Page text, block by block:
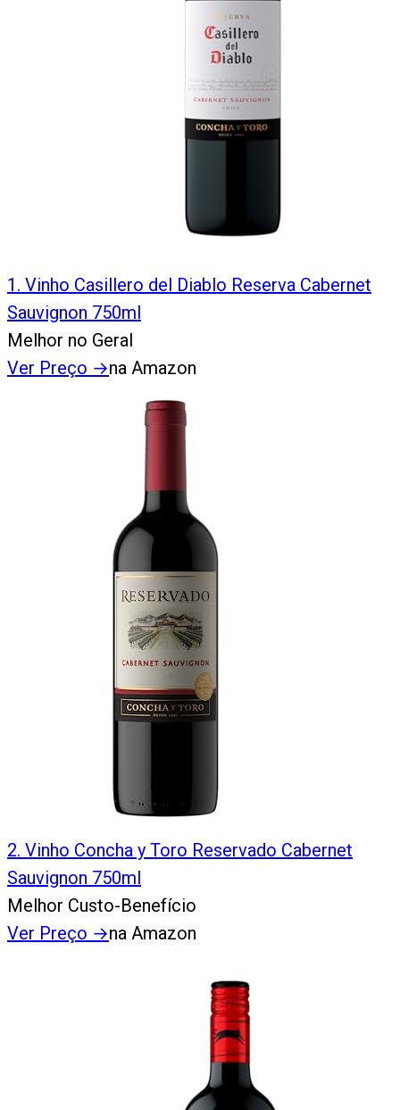
1 . Vinho Casillero del Diablo Reserva Cabernet
Sauvignon 750ml
Melhor no Geral
Ver Preço →na Amazon
2. Vinho Concha y Toro Reservado Cabernet
Sauvignon 750ml
Melhor Custo-Benefício
Ver Preço →na Amazon